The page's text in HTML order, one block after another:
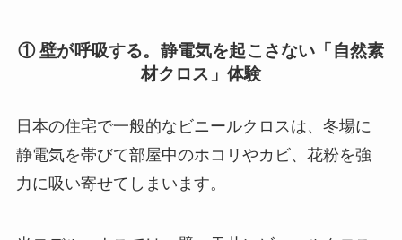
① 壁が呼吸する。静電気を起こさない「自然素
材クロス」体験
日本の住宅で一般的なビニールクロスは、冬場に
静電気を帯びて部屋中のホコリやカビ、花粉を強
力に吸い寄せてしまいます。